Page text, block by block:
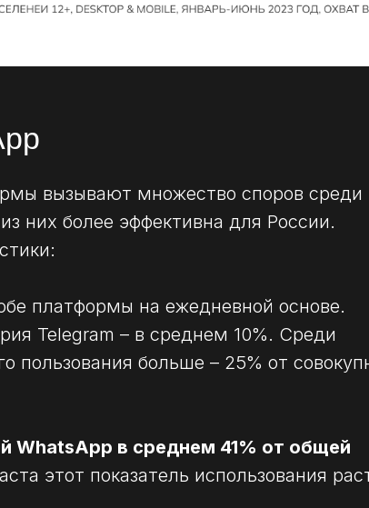
вызывают множество споров среди
них более эффективна для России.
платформы на ежедневной основе.
Telegram – в среднем 10%. Среди
пользования больше – 25% от
WhatsApp в среднем 41% от общей
этот показатель использования